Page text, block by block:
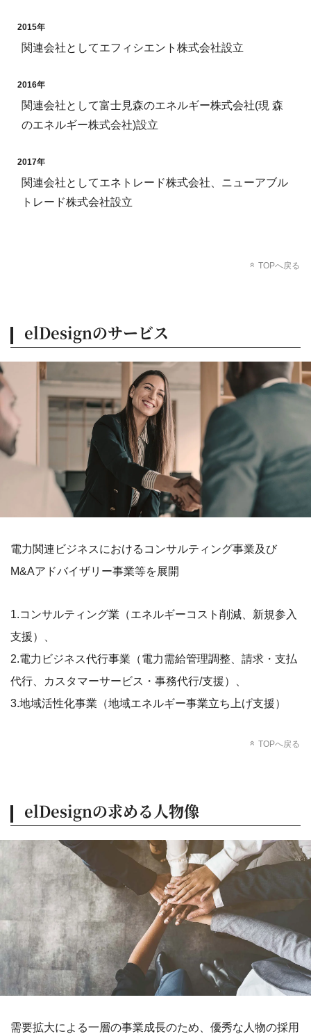
2015年
関連会社としてエフィシエント株式会社設立
2016年
関連会社として富士見森のエネルギー株式会社(現 森
のエネルギー株式会社)設立
2017年
関連会社としてエネトレード株式会社、ニューアブル
トレード株式会社設立
TOPへ戻る
elDesignのサービス
電力関連ビジネスにおけるコンサルティング事業及び
M&Aアドバイザリー事業等を展開
1.コンサルティング業（エネルギーコスト削減、新規参入
支援）、
2.電力ビジネス代行事業（電力需給管理調整、請求・支払
代行、カスタマーサービス・事務代行/支援）、
3.地域活性化事業（地域エネルギー事業立ち上げ支援）
TOPへ戻る
elDesignの求める人物像
需要拡大による一層の事業成長のため、優秀な人物の採用